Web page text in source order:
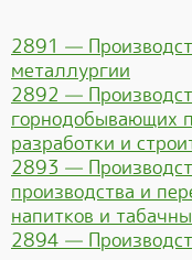
2891 —
металлургии
2892 —
горнодобывающих
разработки и
2893 —
производства и
напитков и
2894 —